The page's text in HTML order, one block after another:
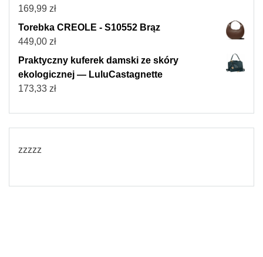
169,99 zł
Torebka CREOLE - S10552 Brąz
449,00 zł
Praktyczny kuferek damski ze skóry
ekologicznej — LuluCastagnette
173,33 zł
zzzzz